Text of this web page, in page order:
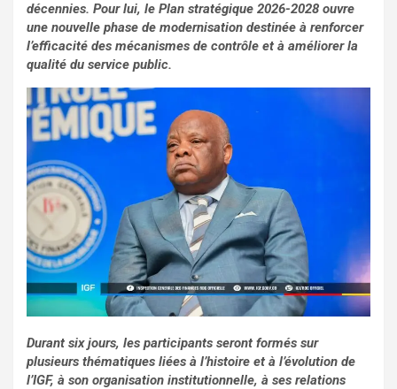
décennies. Pour lui, le Plan stratégique 2026-2028 ouvre
une nouvelle phase de modernisation destinée à renforcer
l’efficacité des mécanismes de contrôle et à améliorer la
qualité du service public.
Durant six jours, les participants seront formés sur
plusieurs thématiques liées à l’histoire et à l’évolution de
l’IGF, à son organisation institutionnelle, à ses relations